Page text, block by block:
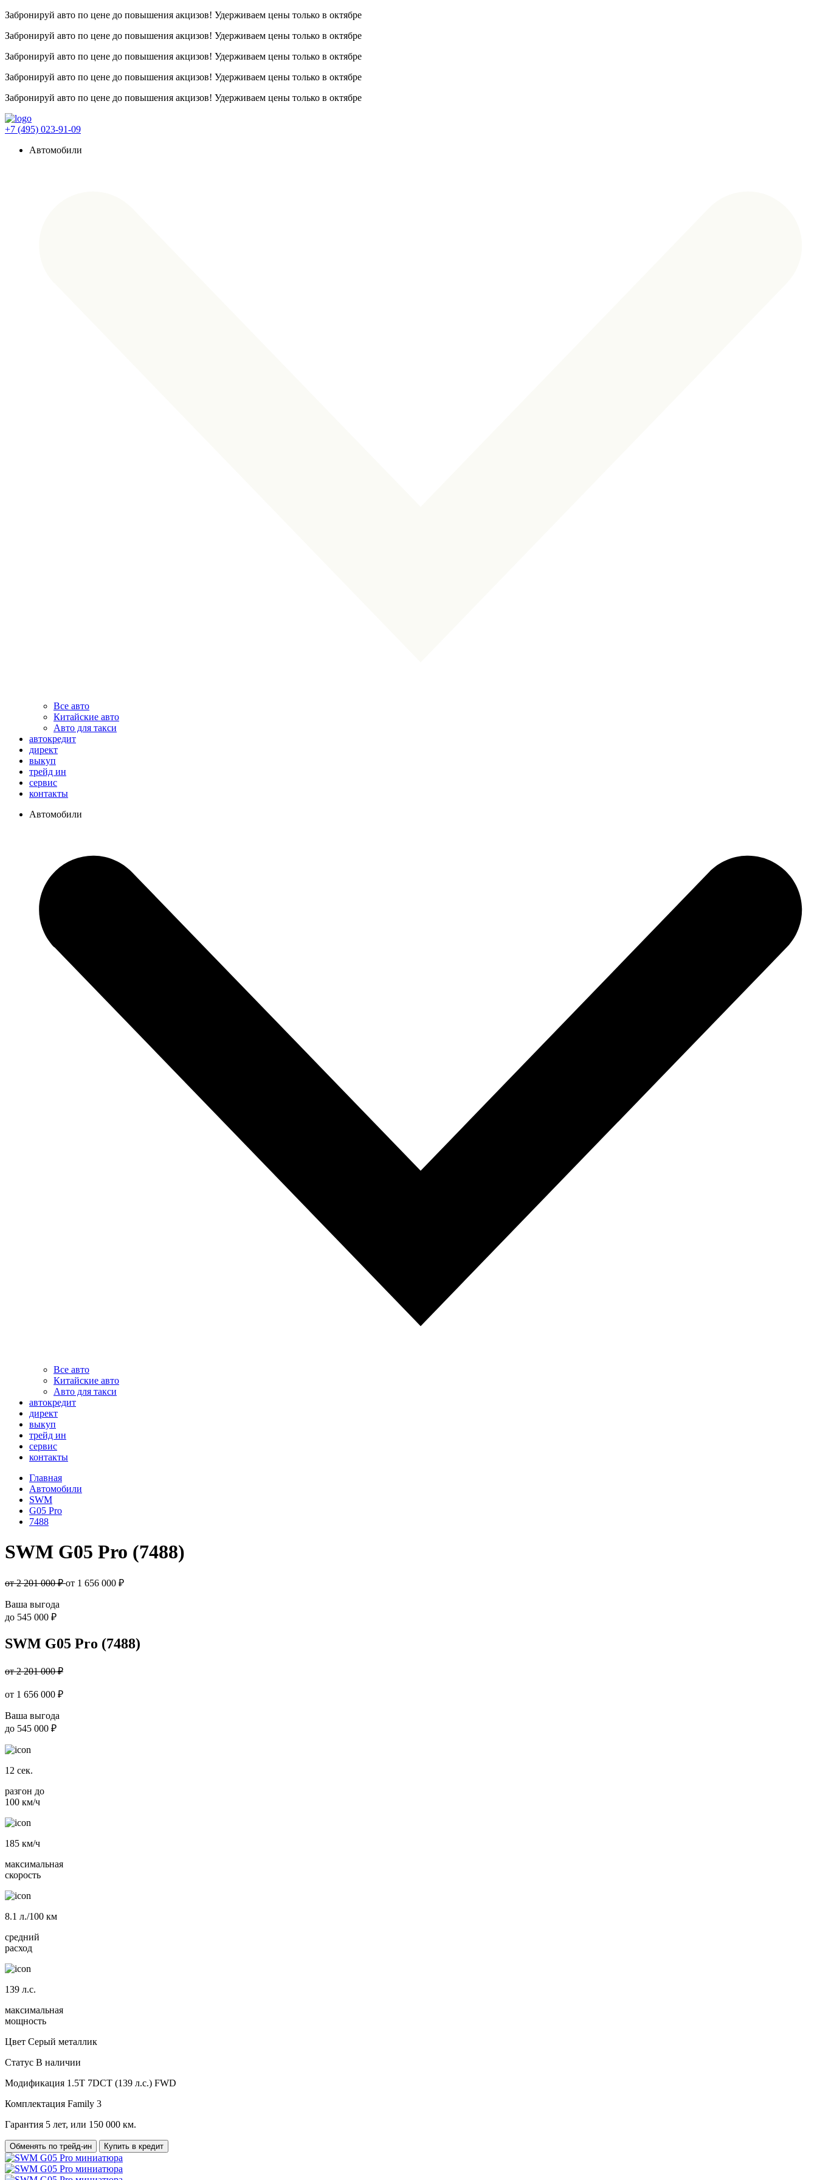
Забронируй авто по цене до повышения акцизов! Удерживаем цены только в октябре
Забронируй авто по цене до повышения акцизов! Удерживаем цены только в октябре
Забронируй авто по цене до повышения акцизов! Удерживаем цены только в октябре
Забронируй авто по цене до повышения акцизов! Удерживаем цены только в октябре
Забронируй авто по цене до повышения акцизов! Удерживаем цены только в октябре
+7 (495) 023-91-09
Автомобили
Все авто
Китайские авто
Авто для такси
автокредит
директ
выкуп
трейд ин
сервис
контакты
Автомобили
Все авто
Китайские авто
Авто для такси
автокредит
директ
выкуп
трейд ин
сервис
контакты
Главная
Автомобили
SWM
G05 Pro
7488
SWM G05 Pro (7488)
от 2 201 000 ₽от 1 656 000 ₽
Ваша выгода
до 545 000 ₽
SWM G05 Pro (7488)
от 2 201 000 ₽
от 1 656 000 ₽
Ваша выгода
до 545 000 ₽
12 сек.
разгон до
100 км/ч
185 км/ч
максимальная
скорость
8.1 л./100 км
средний
расход
139 л.с.
максимальная
мощность
Цвет Серый металлик
Статус В наличии
Модификация 1.5T 7DCT (139 л.с.) FWD
Комплектация Family 3
Гарантия 5 лет, или 150 000 км.
Обменять по трейд-ин Купить в кредит